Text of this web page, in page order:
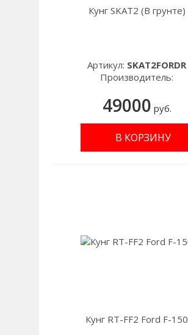
Кунг SKAT2 (В грунте)
Артикул: SKAT2FORDR
Производитель:
49000 руб.
В КОРЗИНУ
Кунг RT-FF2 Ford F-150